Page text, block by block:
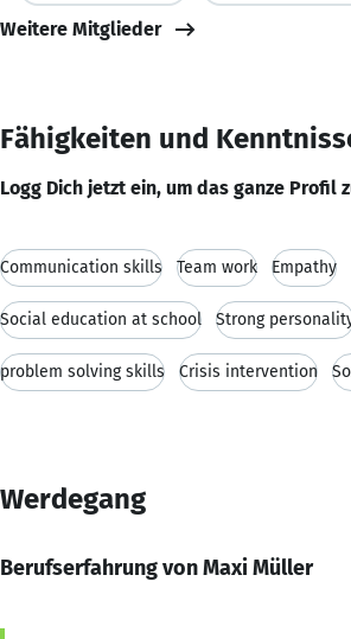
Weitere Mitglieder
Fähigkeiten und
Logg Dich jetzt ein, um das ganze Profil
Communication skills Team work Empathy
Social education at school Strong
problem solving skills Crisis intervention
Werdegang
Berufserfahrung von Maxi Müller